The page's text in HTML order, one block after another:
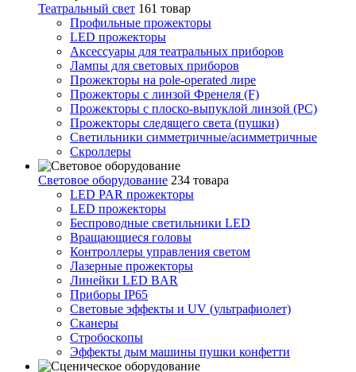
Театральный свет 161 товар
Профильные прожекторы
LED прожекторы
Аксессуары для театральных приборов
Лампы для световых приборов
Прожекторы на pole-operated лире
Прожекторы с линзой Френеля (F)
Прожекторы с плоско-выпуклой линзой (PC)
Прожекторы следящего света (пушки)
Светильники симметричные/асимметричные
Скроллеры
Световое оборудование 234 товара
LED PAR прожекторы
LED прожекторы
Беспроводные светильники LED
Вращающиеся головы
Контроллеры управления светом
Лазерные прожекторы
Линейки LED BAR
Приборы IP65
Световые эффекты и UV (ультрафиолет)
Сканеры
Стробоскопы
Эффекты дым машины пушки конфетти